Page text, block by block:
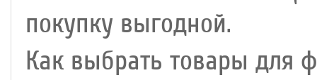
покупку выгодной.
Как выбрать товары для